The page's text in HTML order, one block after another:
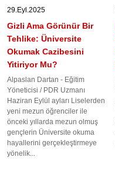
29.Eyl.2025
Gizli Ama Görünür Bir
Tehlike: Üniversite
Okumak Cazibesini
Yitiriyor Mu?
Alpaslan Dartan - Eğitim
Yöneticisi / PDR Uzmanı
Haziran Eylül ayları Liselerden
yeni mezun öğrenciler ile
önceki yıllarda mezun olmuş
gençlerin Üniversite okuma
hayallerini gerçekleştirmeye
yönelik...